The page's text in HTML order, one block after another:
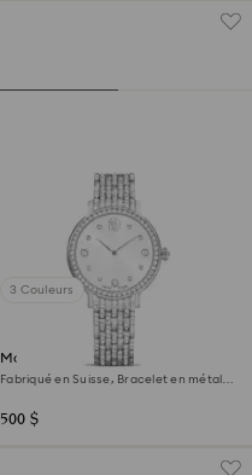
3 Couleurs
Montre Imber
Fabriqué en Suisse, Bracelet en métal,
500 $